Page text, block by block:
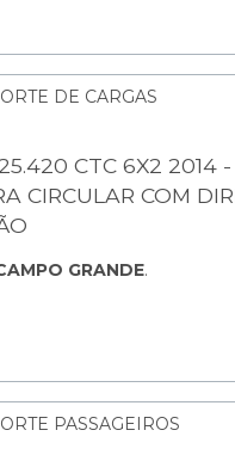
DE CARGAS
CTC 6X2 2014
CIRCULAR COM
GRANDE.
PASSAGEIROS